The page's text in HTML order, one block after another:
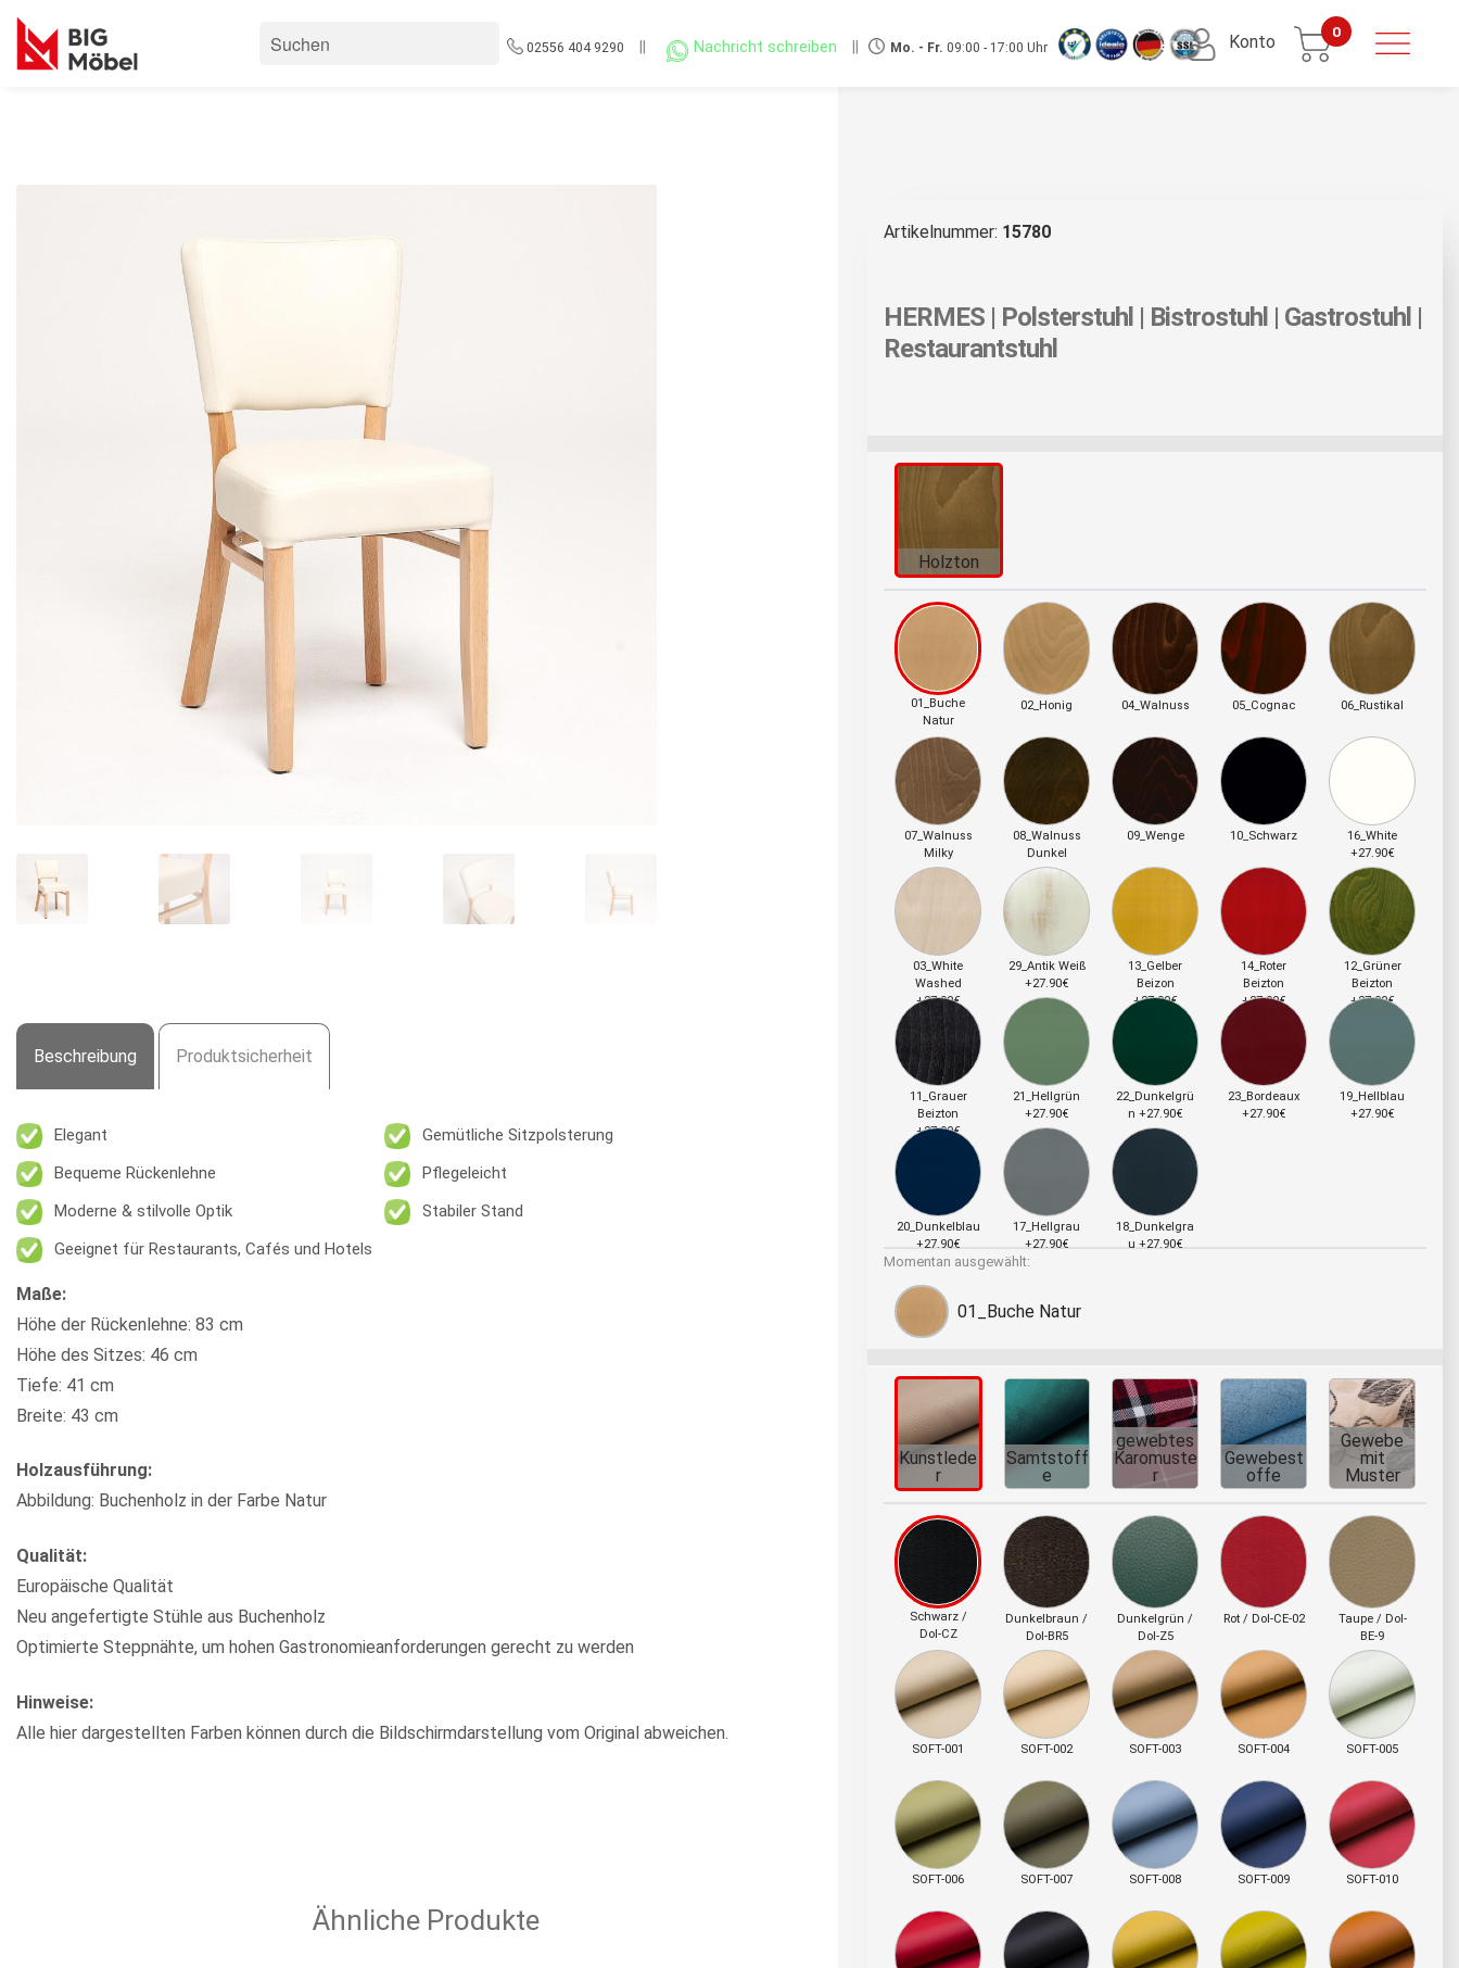
02556 404 9290 Nachricht schreiben Mo. - Fr. 09:00 - 17:00 Uhr Konto 0
Beschreibung Produktsicherheit
Elegant
Gemütliche Sitzpolsterung
Bequeme Rückenlehne
Pflegeleicht
Moderne & stilvolle Optik
Stabiler Stand
Geeignet für Restaurants, Cafés und Hotels
Maße:
Höhe der Rückenlehne: 83 cm
Höhe des Sitzes: 46 cm
Tiefe: 41 cm
Breite: 43 cm
Holzausführung:
Abbildung: Buchenholz in der Farbe Natur
Qualität:
Europäische Qualität
Neu angefertigte Stühle aus Buchenholz
Optimierte Steppnähte, um hohen Gastronomieanforderungen gerecht zu werden
Hinweise:
Alle hier dargestellten Farben können durch die Bildschirmdarstellung vom Original abweichen.
Ähnliche Produkte
Artikelnummer: 15780
HERMES | Polsterstuhl | Bistrostuhl | Gastrostuhl |
Restaurantstuhl
Holzton
01_Buche
Natur
02_Honig 04_Walnuss 05_Cognac 06_Rustikal
07_Walnuss
Milky
08_Walnuss
Dunkel
09_Wenge 10_Schwarz
16_White
+27.90€
03_White
Washed
+27.90€
29_Antik Weiß
+27.90€
13_Gelber
Beizon
+27.90€
14_Roter
Beizton
+27.90€
12_Grüner
Beizton
+27.90€
11_Grauer
Beizton
+27.90€
21_Hellgrün
+27.90€
22_Dunkelgrü
n +27.90€
23_Bordeaux
+27.90€
19_Hellblau
+27.90€
20_Dunkelblau
+27.90€
17_Hellgrau
+27.90€
18_Dunkelgra
u +27.90€
Momentan ausgewählt:
01_Buche Natur
Kunstlede
r
Samtstoff
e
gewebtes
Karomuste
r
Gewebest
offe
Gewebe
mit
Muster
Schwarz /
Dol-CZ
Dunkelbraun /
Dol-BR5
Dunkelgrün /
Dol-Z5
Rot / Dol-CE-02
Taupe / Dol-
BE-9
SOFT-001 SOFT-002 SOFT-003 SOFT-004 SOFT-005
SOFT-006 SOFT-007 SOFT-008 SOFT-009 SOFT-010